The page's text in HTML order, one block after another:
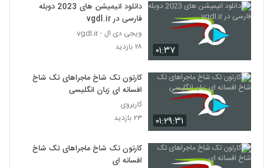
۰۱:۳۷
دانلود انیمیشن های 2023 دوبله
فارسی در vgdl.ir
ویجی دی ال - vgdl.ir
۲۸ بازدید
۰۱:۲۹:۳۱
کارتون تک شاخ ماجراهای تک شاخ
افسانه ای زبان انگلیسی
کاربروی
۲۳ بازدید
کارتون تک شاخ ماجراهای تک شاخ
افسانه ای